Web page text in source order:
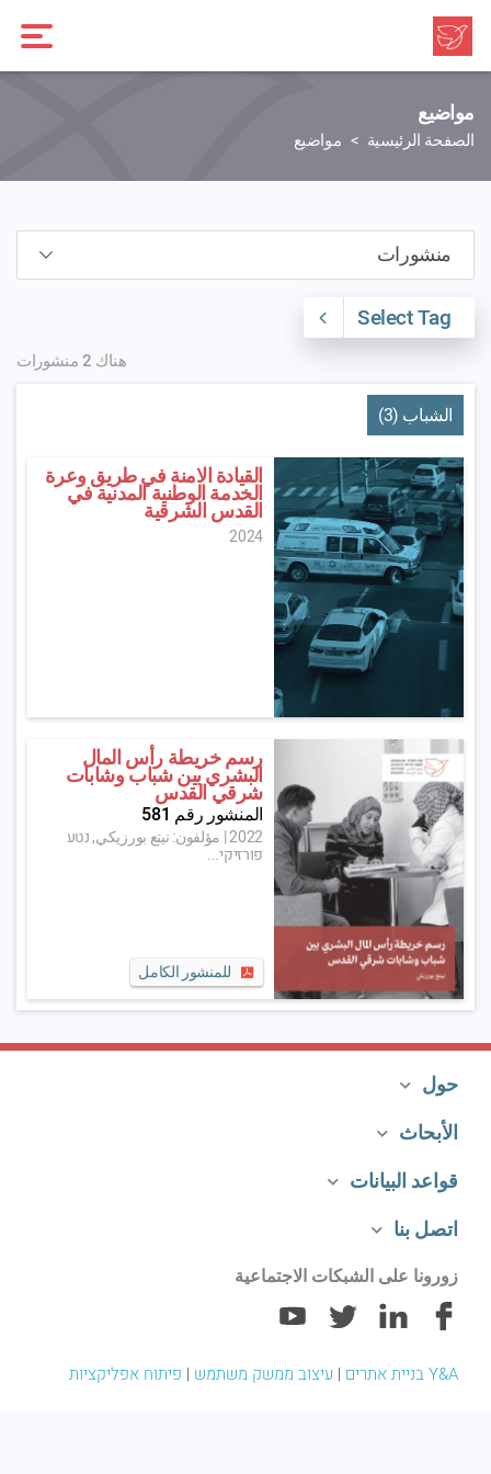
مواضيع
الصفحة الرئيسية مواضيع
Select Tag
هناك 2 منشورات
الشباب (3)
القيادة الامنة في طريق وعرة
الخدمة الوطنية المدنية في
القدس الشرقية
2024
رسم خريطة رأس المال
البشري بين شباب وشابات
شرقي القدس
المنشور رقم 581
2022
| مؤلفون: نيتع بورزيكي, נטע
פורזיקי...
للمنشور الكامل
حول
الأبحاث
قواعد البيانات
اتصل بنا
زورونا على الشبكات الاجتماعية
Y&A בניית אתרים | עיצוב ממשק משתמש | פיתוח אפליקציות